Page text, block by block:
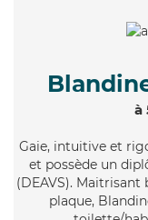
à
Gaie, intuitive et
et possède un
(DEAVS). Maitrisant
plaque,